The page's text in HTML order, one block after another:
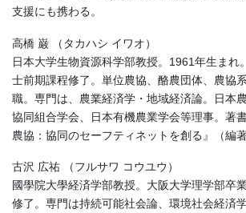
支援にも携わる。
高橋 巌 （タカハシ イワオ）
日本大学生物資源科学部教授。1961年生まれ
士前期課程修了。単位農協、酪農団体、農協
職。専門は、農業経済学・地域経済論。日本
協同組合学会、日本有機農業学会等理事。著
農協：協同のセーフティネットを創る』（編
古沢 広祐 （フルサワ コウユウ）
國學院大學経済学部教授。大阪大学理学部卒
修了。専門は持続可能社会論、環境社会経済